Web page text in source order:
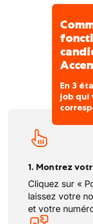
collaboration.
En 3
job qui
1. Montrez
Cliquez sur «
laissez votre
et votre